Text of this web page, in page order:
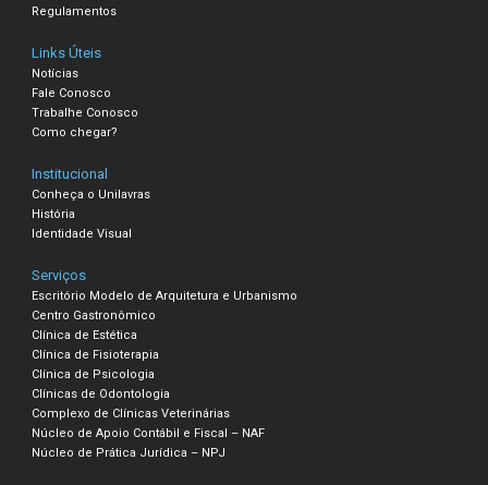
Regulamentos
Links Úteis
Notícias
Fale Conosco
Trabalhe Conosco
Como chegar?
Institucional
Conheça o Unilavras
História
Identidade Visual
Serviços
Escritório Modelo de Arquitetura e Urbanismo
Centro Gastronômico
Clínica de Estética
Clínica de Fisioterapia
Clínica de Psicologia
Clínicas de Odontologia
Complexo de Clínicas Veterinárias
Núcleo de Apoio Contábil e Fiscal – NAF
Núcleo de Prática Jurídica – NPJ